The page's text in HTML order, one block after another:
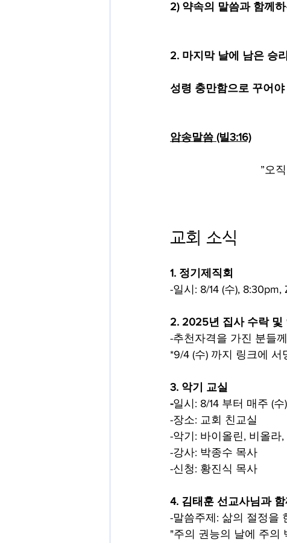
2) 약속의 말씀과 함께
2. 마지막 날에 남은 승
성령 충만함으로 꾸어
암송말씀 (빌3:16)
”오
교회 소식
1. 정기제직회
-일시: 8/14 (수), 8:30pm,
2. 2025년 집사 수락 및
-추천자격을 가진 분들
*9/4 (수) 까지 링크에
3. 악기 교실
-일시: 8/14 부터 매주 (수
-장소: 교회 친교실
-악기: 바이올린, 비올라
-강사: 박종수 목사
-신청: 황진식 목사
4. 김태훈 선교사님과
-말씀주제: 삶의 절정을
"주의 권능의 날에 주의